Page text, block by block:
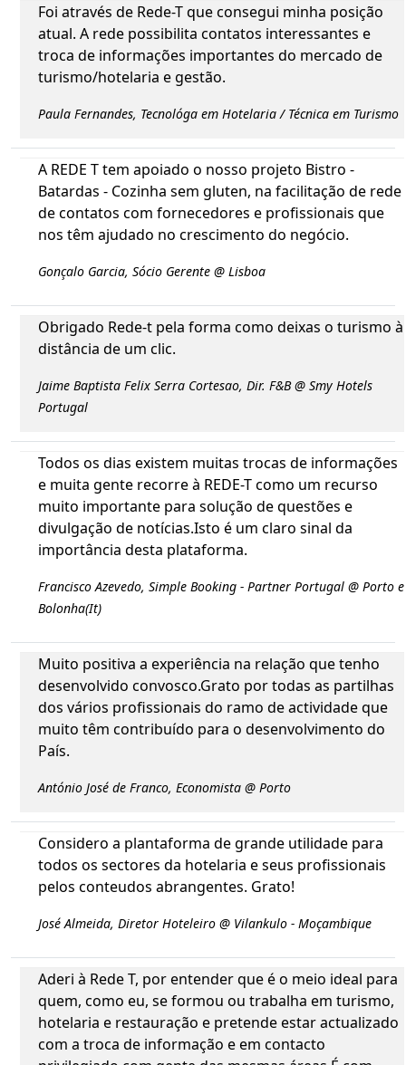
Foi através de Rede-T que consegui minha posição
atual. A rede possibilita contatos interessantes e
troca de informações importantes do mercado de
turismo/hotelaria e gestão.
Paula Fernandes, Tecnológa em Hotelaria / Técnica em Turismo
A REDE T tem apoiado o nosso projeto Bistro -
Batardas - Cozinha sem gluten, na facilitação de rede
de contatos com fornecedores e profissionais que
nos têm ajudado no crescimento do negócio.
Gonçalo Garcia, Sócio Gerente @ Lisboa
Obrigado Rede-t pela forma como deixas o turismo à
distância de um clic.
Jaime Baptista Felix Serra Cortesao, Dir. F&B @ Smy Hotels
Portugal
Todos os dias existem muitas trocas de informações
e muita gente recorre à REDE-T como um recurso
muito importante para solução de questões e
divulgação de notícias.Isto é um claro sinal da
importância desta plataforma.
Francisco Azevedo, Simple Booking - Partner Portugal @ Porto e
Bolonha(It)
Muito positiva a experiência na relação que tenho
desenvolvido convosco.Grato por todas as partilhas
dos vários profissionais do ramo de actividade que
muito têm contribuído para o desenvolvimento do
País.
António José de Franco, Economista @ Porto
Considero a plantaforma de grande utilidade para
todos os sectores da hotelaria e seus profissionais
pelos conteudos abrangentes. Grato!
José Almeida, Diretor Hoteleiro @ Vilankulo - Moçambique
Aderi à Rede T, por entender que é o meio ideal para
quem, como eu, se formou ou trabalha em turismo,
hotelaria e restauração e pretende estar actualizado
com a troca de informação e em contacto